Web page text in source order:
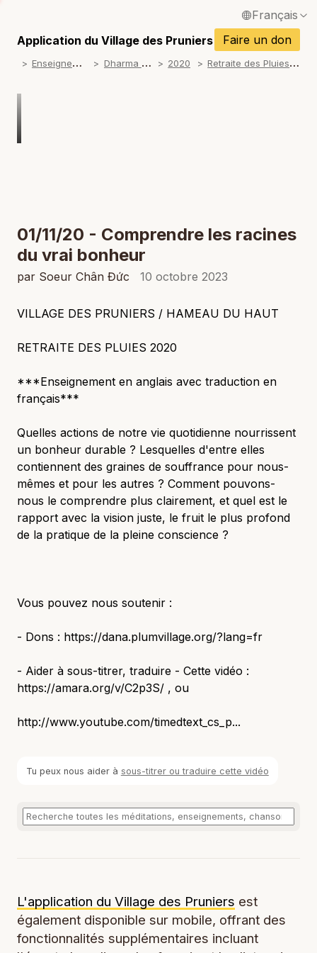
Français
English / Anglais
Español / Espagnol
Application du Village des Pruniers
Faire un don
E
nseignements D
harma talks 2020 R
etraite des Pluies 2020
01/11/20 - Comprendre les racines
du vrai bonheur
par Soeur Chân Đức 10 octobre 2023
VILLAGE DES PRUNIERS / HAMEAU DU HAUT
RETRAITE DES PLUIES 2020
***Enseignement en anglais avec traduction en
français***
Quelles actions de notre vie quotidienne nourrissent
un bonheur durable ? Lesquelles d'entre elles
contiennent des graines de souffrance pour nous-
mêmes et pour les autres ? Comment pouvons-
nous le comprendre plus clairement, et quel est le
rapport avec la vision juste, le fruit le plus profond
de la pratique de la pleine conscience ?
Vous pouvez nous soutenir :
- Dons : https://dana.plumvillage.org/?lang=fr
- Aider à sous-titrer, traduire - Cette vidéo :
https://amara.org/v/C2p3S/ , ou
http://www.youtube.com/timedtext_cs_p...
Tu peux nous aider à sous-titrer ou traduire cette vidéo
L'application du Village des Pruniers est
également disponible sur mobile, offrant des
fonctionnalités supplémentaires incluant